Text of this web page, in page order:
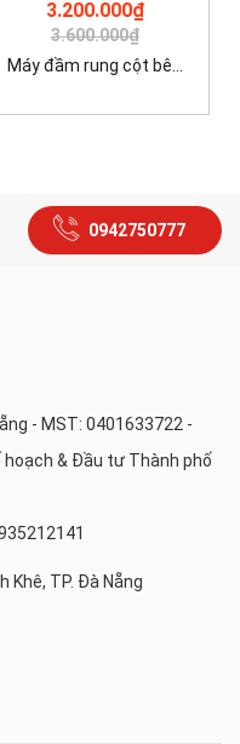
3.200.000₫
3.600.000₫
Máy đầm rung cột bê...
0942750777
- MST: 0401633722 -
hoạch & Đầu tư Thành phố
Khê, TP. Đà Nẵng